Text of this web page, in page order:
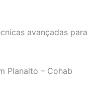
avançadas para
Planalto – Cohab